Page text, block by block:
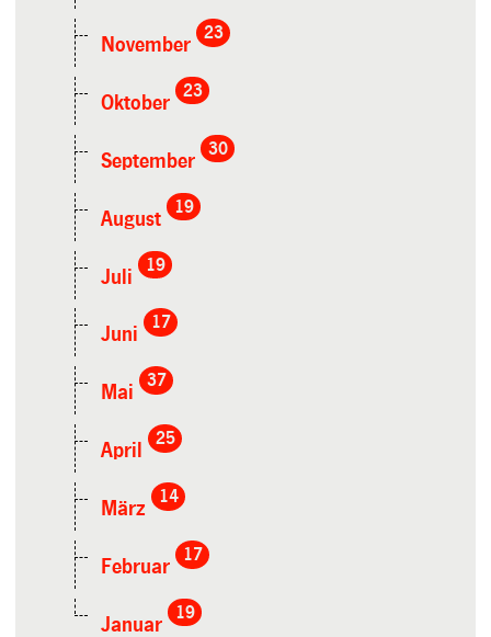
November
23
Oktober
23
September
30
August
19
Juli
19
Juni
17
Mai
37
April
25
März
14
Februar
17
Januar
19